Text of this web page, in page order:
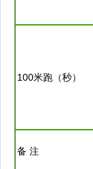
100米跑（秒）
备 注